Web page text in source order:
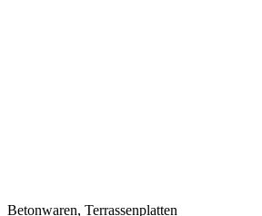
Betonwaren, Terrassenplatten